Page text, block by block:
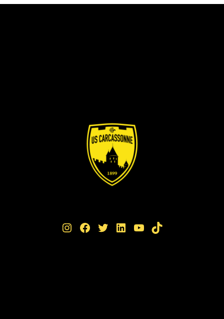
Instagram Facebook Twitter LinkedIn YouTube TikTok